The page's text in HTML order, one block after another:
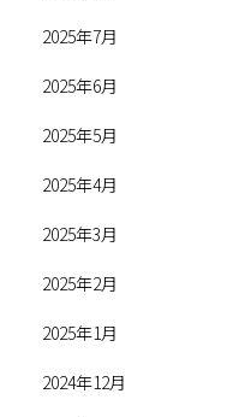
2025年7月
2025年6月
2025年5月
2025年4月
2025年3月
2025年2月
2025年1月
2024年12月